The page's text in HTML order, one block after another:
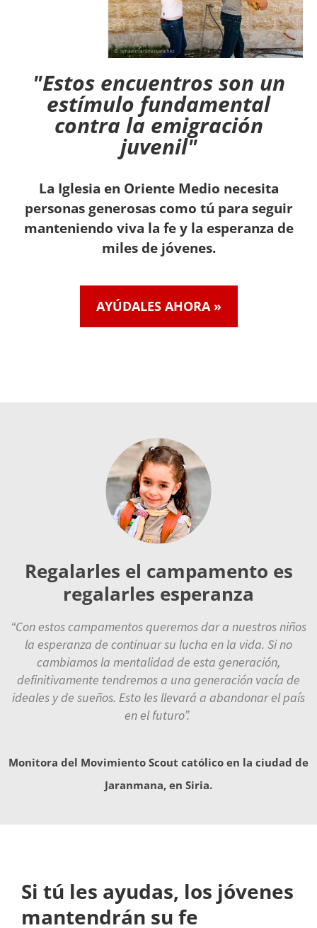
"Estos encuentros son un
estímulo fundamental
contra la emigración
juvenil"
La Iglesia en Oriente Medio necesita
personas generosas como tú para seguir
manteniendo viva la fe y la esperanza de
miles de jóvenes.
AYÚDALES AHORA »
Regalarles el campamento es
regalarles esperanza
“Con estos campamentos queremos dar a nuestros niños
la esperanza de continuar su lucha en la vida. Si no
cambiamos la mentalidad de esta generación,
definitivamente tendremos a una generación vacía de
ideales y de sueños. Esto les llevará a abandonar el país
en el futuro”.
Monitora del Movimiento Scout católico en la ciudad de
Jaranmana, en Siria.
Si tú les ayudas, los jóvenes
mantendrán su fe